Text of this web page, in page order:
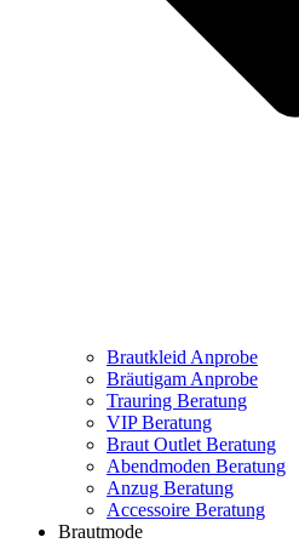
Brautkleid Anprobe
Bräutigam Anprobe
Trauring Beratung
VIP Beratung
Braut Outlet Beratung
Abendmoden Beratung
Anzug Beratung
Accessoire Beratung
Brautmode